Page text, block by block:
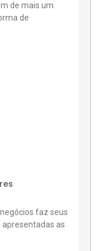
de mais um
de
faz seus
apresentadas as